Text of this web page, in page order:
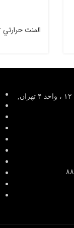
المنت حرارتي Weller ويژه قلم W61
تهران,